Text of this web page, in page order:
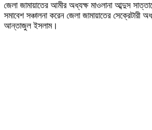
জেলা জামায়াতের আমীর অধ্যক্ষ মাওলানা আব্দুস
সমাবেশ সঞ্চালনা করেন জেলা জামায়াতের সেক্রেটারী
আন্তাজুল ইসলাম।